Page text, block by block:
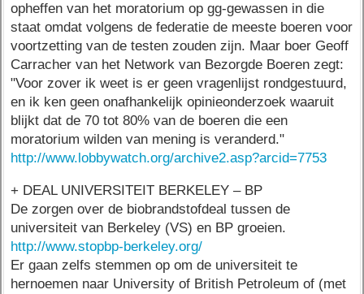
opheffen van het moratorium op gg-gewassen in die
staat omdat volgens de federatie de meeste boeren voor
voortzetting van de testen zouden zijn. Maar boer Geoff
Carracher van het Network van Bezorgde Boeren zegt:
"Voor zover ik weet is er geen vragenlijst rondgestuurd,
en ik ken geen onafhankelijk opinieonderzoek waaruit
blijkt dat de 70 tot 80% van de boeren die een
moratorium wilden van mening is veranderd."
http://www.lobbywatch.org/archive2.asp?arcid=7753
+ DEAL UNIVERSITEIT BERKELEY – BP
De zorgen over de biobrandstofdeal tussen de
universiteit van Berkeley (VS) en BP groeien.
http://www.stopbp-berkeley.org/
Er gaan zelfs stemmen op om de universiteit te
hernoemen naar University of British Petroleum of (met